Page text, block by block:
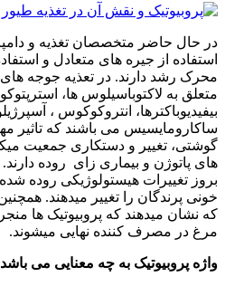
در حال حاضر متخصصان تغذیه و
استفاده از جیره های متعادل و
محرک رشد دارند. در تعذیه جوجه
متعلق به لاکتوباسیلوس ها،
بیفیدیوباکترها، انتروکوکوس ،
ساکارومایسیس می باشند که تاثیر
گوشتی، تغییر و دستکاری جمعیت
های پاتوژن و بیماری زای روده
بروز تغییرات هیستولوژیکی روده
خونی پرندگان را تغییر میدهند.
که نشان میدهند که پروبیوتیک ها
مرغ در مصرف کننده نهایی میشوند.
واژه پروبیوتیک به چه معنایی می